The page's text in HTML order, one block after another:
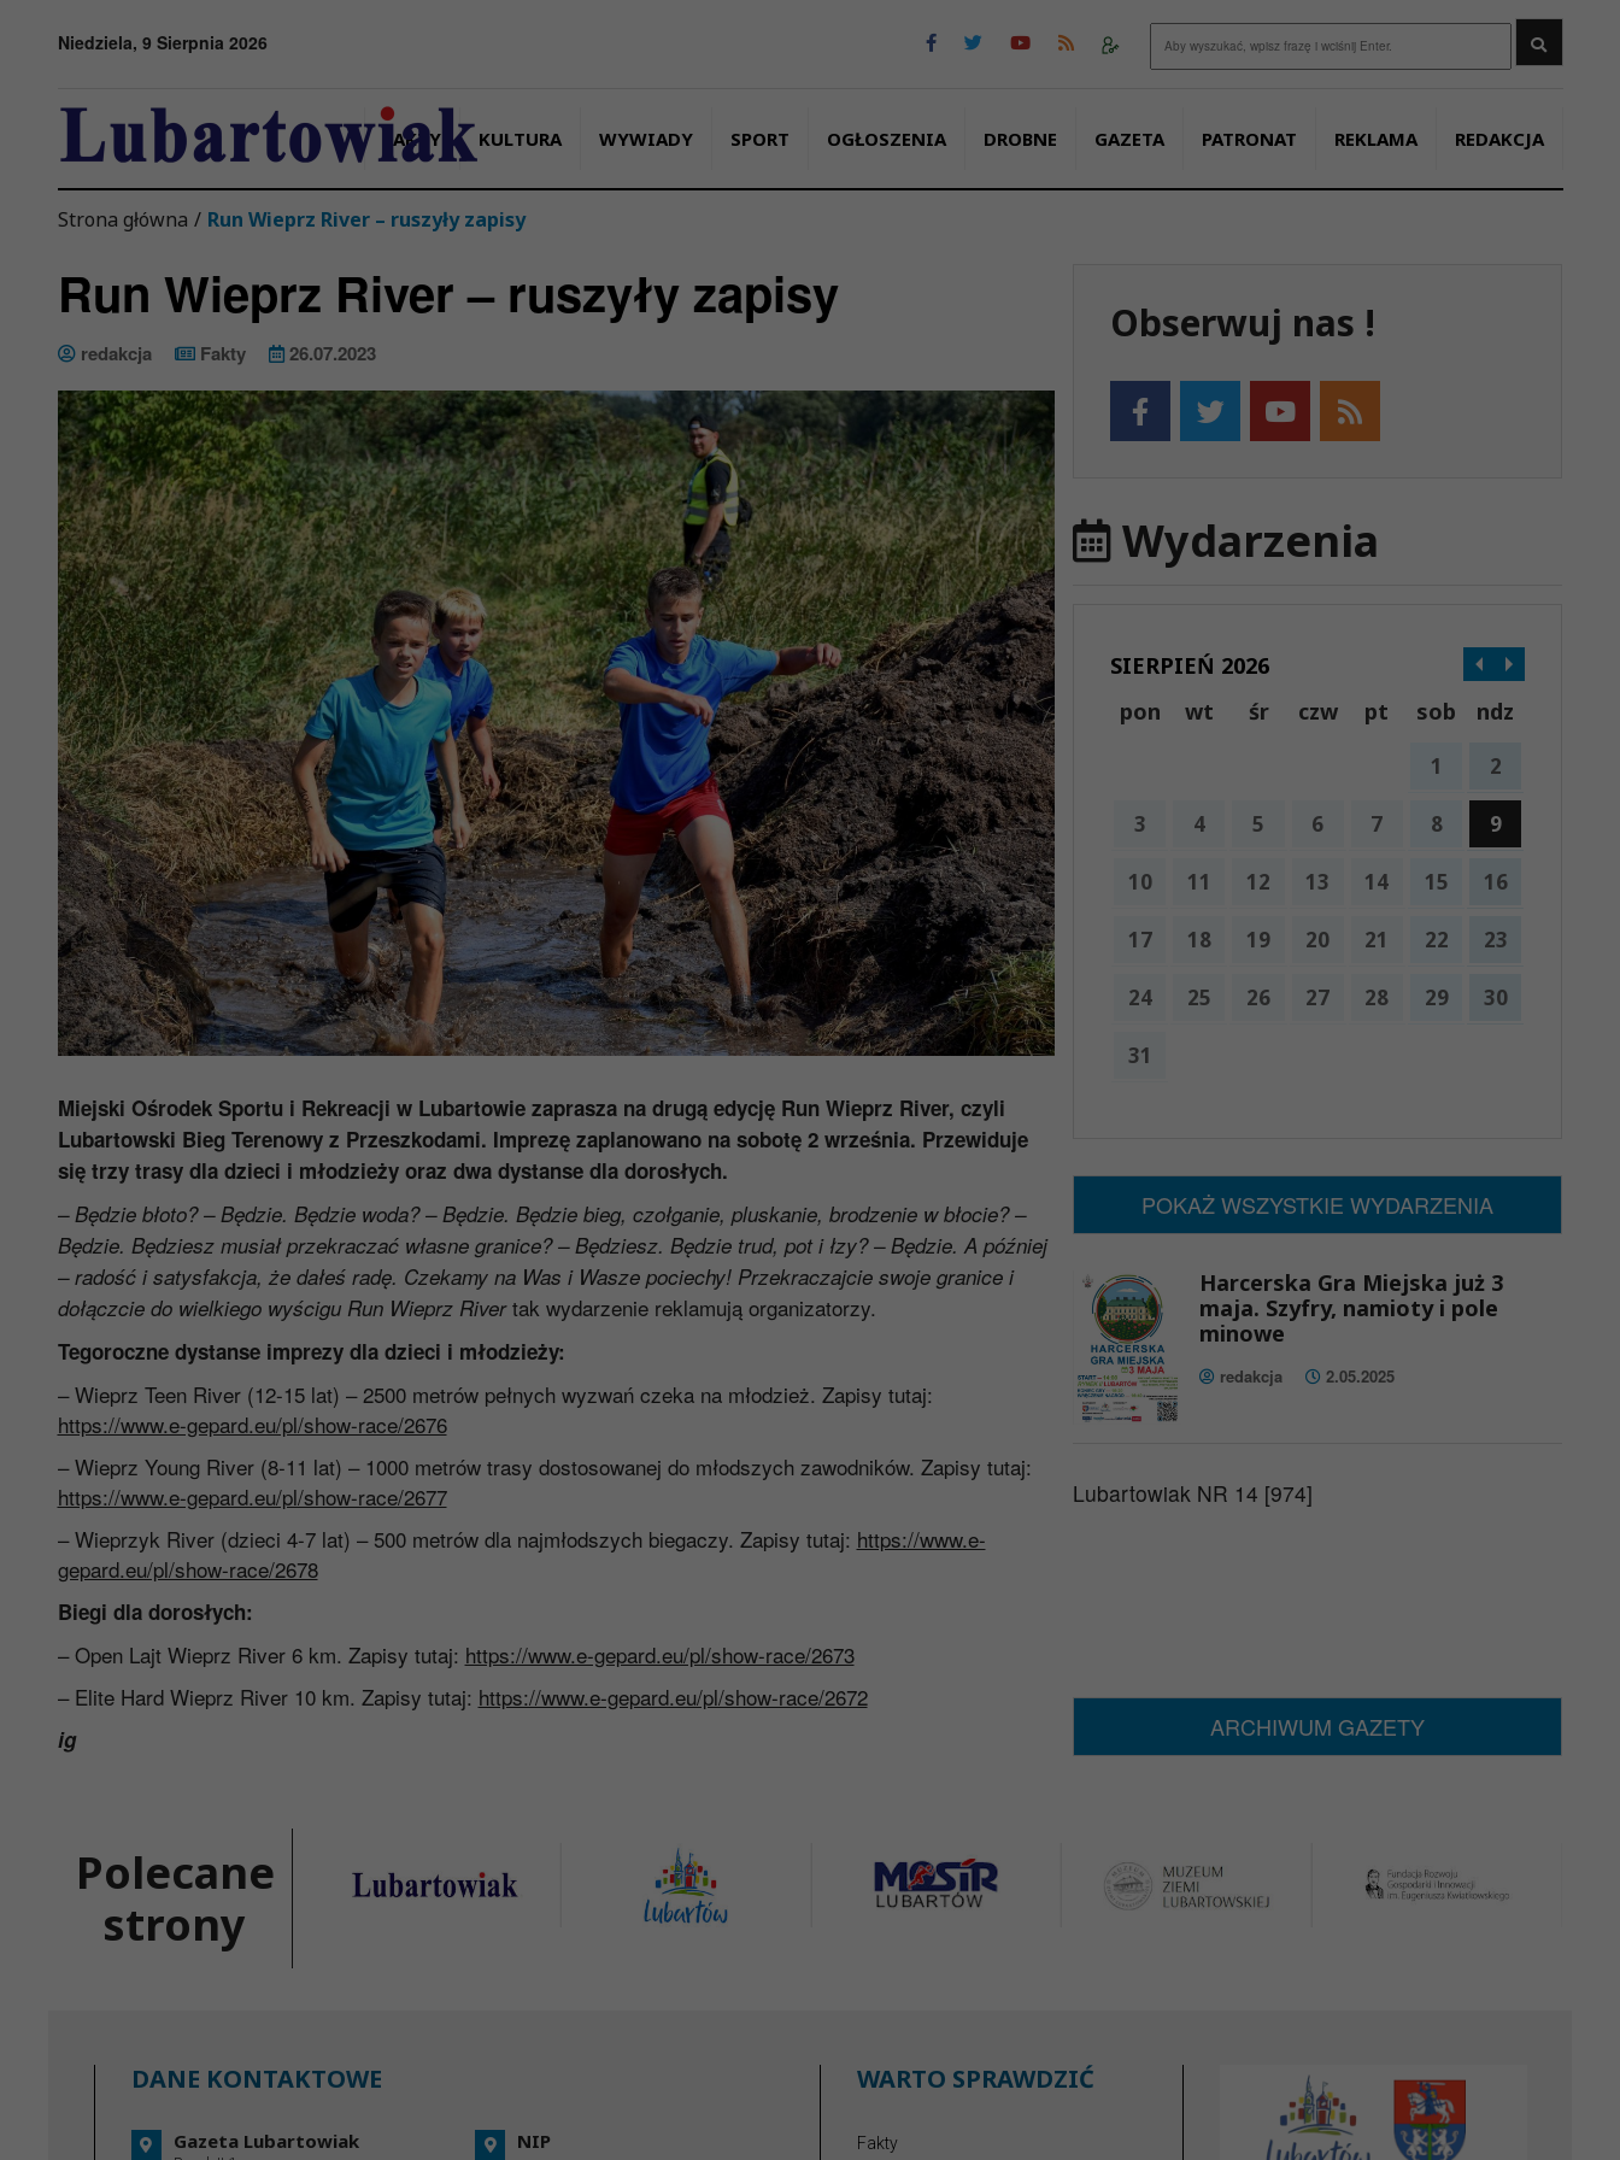
Niedziela, 9 Sierpnia 2026
FAKTY KULTURA WYWIADY SPORT OGŁOSZENIA DROBNE GAZETA PATRONAT REKLAMA REDAKCJA
Strona główna / Run Wieprz River – ruszyły zapisy
Run Wieprz River – ruszyły zapisy
redakcja Fakty 26.07.2023
Miejski Ośrodek Sportu i Rekreacji w Lubartowie zaprasza na drugą edycję Run Wieprz River, czyli
Lubartowski Bieg Terenowy z Przeszkodami. Imprezę zaplanowano na sobotę 2 września. Przewiduje
się trzy trasy dla dzieci i młodzieży oraz dwa dystanse dla dorosłych.
– Będzie błoto? – Będzie. Będzie woda? – Będzie. Będzie bieg, czołganie, pluskanie, brodzenie w błocie? –
Będzie. Będziesz musiał przekraczać własne granice? – Będziesz. Będzie trud, pot i łzy? – Będzie. A później
– radość i satysfakcja, że dałeś radę. Czekamy na Was i Wasze pociechy! Przekraczajcie swoje granice i
dołączcie do wielkiego wyścigu Run Wieprz Rivertak wydarzenie reklamują organizatorzy.
Tegoroczne dystanse imprezy dla dzieci i młodzieży:
– Wieprz Teen River (12-15 lat) – 2500 metrów pełnych wyzwań czeka na młodzież. Zapisy tutaj:
https://www.e-gepard.eu/pl/show-race/2676
– Wieprz Young River (8-11 lat) – 1000 metrów trasy dostosowanej do młodszych zawodników. Zapisy tutaj:
https://www.e-gepard.eu/pl/show-race/2677
– Wieprzyk River (dzieci 4-7 lat) – 500 metrów dla najmłodszych biegaczy. Zapisy tutaj: https://www.e-
gepard.eu/pl/show-race/2678
Biegi dla dorosłych:
– Open Lajt Wieprz River 6 km. Zapisy tutaj: https://www.e-gepard.eu/pl/show-race/2673
– Elite Hard Wieprz River 10 km. Zapisy tutaj: https://www.e-gepard.eu/pl/show-race/2672
ig
Obserwuj nas !
Wydarzenia
SIERPIEŃ 2026
pon
wt śr czw pt sob ndz
1 2
3 4 5 6 7 8 9
10 11 12 13 14 15 16
17 18 19 20 21 22 23
24 25 26 27 28 29 30
31
POKAŻ WSZYSTKIE WYDARZENIA
Harcerska Gra Miejska już 3
maja. Szyfry, namioty i pole
minowe
redakcja 2.05.2025
Lubartowiak NR 14 [974]
ARCHIWUM GAZETY
Polecane
strony
DANE KONTAKTOWE
Gazeta Lubartowiak NIP
WARTO SPRAWDZIĆ
Fakty